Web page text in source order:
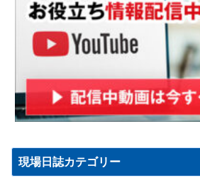
現場日誌カテゴリー